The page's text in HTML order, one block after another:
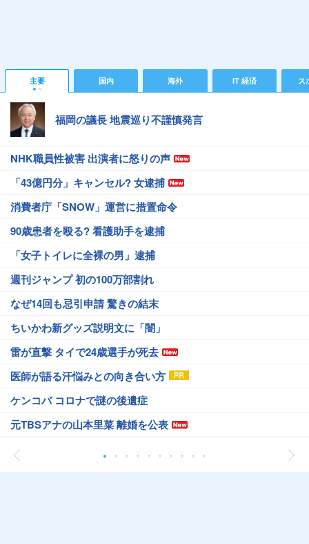
主要 国内 海外 IT 経済 ス
福岡の議長 地震巡り不謹慎発言
NHK職員性被害 出演者に怒りの声
「43億円分」キャンセル? 女逮捕
消費者庁「SNOW」運営に措置命令
90歳患者を殴る? 看護助手を逮捕
「女子トイレに全裸の男」逮捕
週刊ジャンプ 初の100万部割れ
なぜ14回も忌引申請 驚きの結末
ちいかわ新グッズ説明文に「闇」
雷が直撃 タイで24歳選手が死去
医師が語る汗悩みとの向き合い方
ケンコバ コロナで謎の後遺症
元TBSアナの山本里菜 離婚を公表